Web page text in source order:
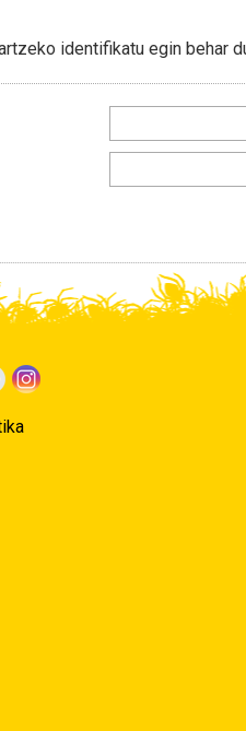
identifikatu egin behar